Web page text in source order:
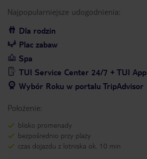
Najpopularniejsze udogodnienia:
Dla rodzin
Plac zabaw
Spa
TUI Service Center 24/7 + TUI App
Wybór Roku w portalu TripAdvisor
Położenie:
blisko promenady
bezpośrednio przy plaży
czas dojazdu z lotniska ok. 10 min